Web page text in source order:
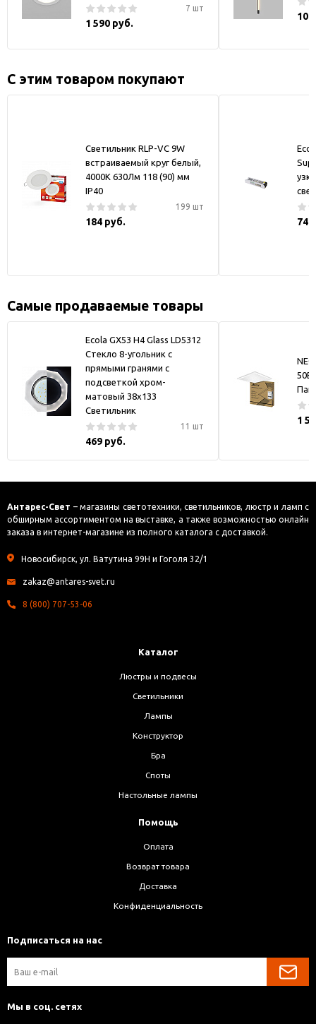
7 шт
1 590 руб.
10
С этим товаром покупают
Светильник RLP-VC 9W
встраиваемый круг белый,
4000К 630Лм 118 (90) мм
IP40
199 шт
184 руб.
Самые продаваемые товары
Ecola GX53 H4 Glass LD5312
Стекло 8-угольник с
прямыми гранями с
подсветкой хром-
матовый 38x133
Светильник
11 шт
469 руб.
1
Антарес-Свет – магазины светотехники, светильников, люстр и ламп с
обширным ассортиментом на выставке, а также возможностью онлайн
заказа в интернет-магазине из полного каталога с доставкой.
Новосибирск, ул. Ватутина 99Н и Гоголя 32/1
zakaz@antares-svet.ru
8 (800) 707-53-06
Каталог
Люстры и подвесы
Светильники
Лампы
Конструктор
Бра
Споты
Настольные лампы
Помощь
Оплата
Возврат товара
Доставка
Конфиденциальность
Подписаться на нас
Мы в соц. сетях